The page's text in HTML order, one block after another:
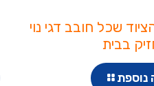
הציוד שכל חובב דגי נוי
בבית
נוספת